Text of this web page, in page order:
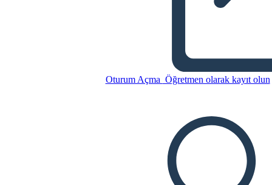
Oturum Açma Öğretmen olarak kayıt olun
SLAYT GÖSTERİSİNİ OYNAT
BENİ OKU